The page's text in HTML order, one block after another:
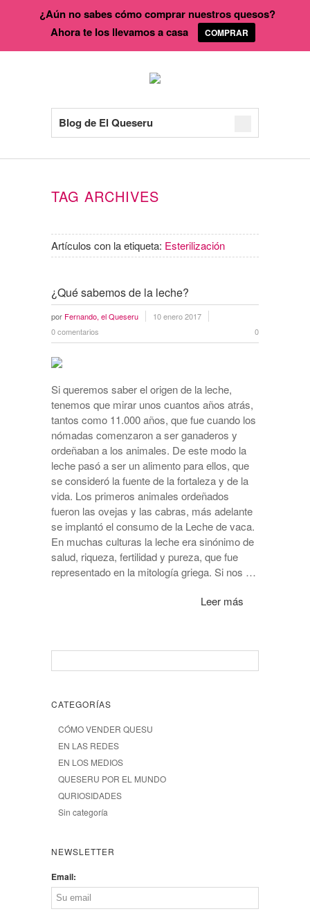
Blog de El Queseru
TAG ARCHIVES
Artículos con la etiqueta: Esterilización
¿Qué sabemos de la leche?
por Fernando, el Queseru
10 enero 2017
0 comentarios
0
Si queremos saber el origen de la leche,
tenemos que mirar unos cuantos años atrás,
tantos como 11.000 años, que fue cuando los
nómadas comenzaron a ser ganaderos y
ordeñaban a los animales. De este modo la
leche pasó a ser un alimento para ellos, que
se consideró la fuente de la fortaleza y de la
vida. Los primeros animales ordeñados
fueron las ovejas y las cabras, más adelante
se implantó el consumo de la Leche de vaca.
En muchas culturas la leche era sinónimo de
salud, riqueza, fertilidad y pureza, que fue
representado en la mitología griega. Si nos …
Leer más
CATEGORÍAS
CÓMO VENDER QUESU
EN LAS REDES
EN LOS MEDIOS
QUESERU POR EL MUNDO
QURIOSIDADES
Sin categoría
NEWSLETTER
Email:
¿Aún no sabes cómo comprar nuestros quesos?
Ahora te los llevamos a casa
COMPRAR